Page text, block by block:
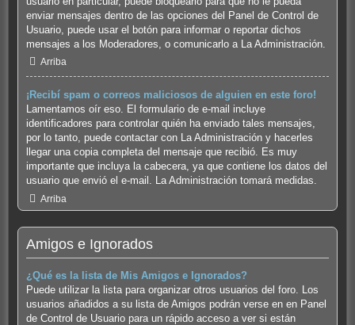
enviar mensajes dentro de las opciones del Panel de Control de
Usuario, puede usar el botón para informar o reportar dichos
mensajes a los Moderadores, o comunicarlo a La Administración.
Arriba
¡Recibí spam o correos maliciosos de alguien en este foro!
Lamentamos oír eso. El formulario de e-mail incluye
identificadores para controlar quién ha enviado tales mensajes,
por lo tanto, puede contactar con La Administración y hacerles
llegar una copia completa del mensaje que recibió. Es muy
importante que incluya la cabecera, ya que contiene los datos del
usuario que envió el e-mail. La Administración tomará medidas.
Arriba
Amigos e Ignorados
¿Qué es la lista de Mis Amigos e Ignorados?
Puede utilizar la lista para organizar otros usuarios del foro. Los
usuarios añadidos a su lista de Amigos podrán verse en en Panel
de Control de Usuario para un rápido acceso a ver si están